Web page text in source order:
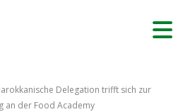
Delegation trifft sich zur
an der Food Academy